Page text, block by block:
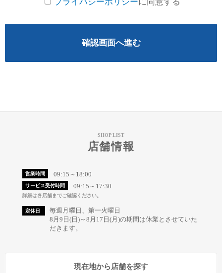
プライバシーポリシーに同意する
確認画面へ進む
SHOP LIST
店舗情報
営業時間 09:15～18:00
サービス受付時間 09:15～17:30
詳細は各店舗までご確認ください。
定休日
毎週月曜日、第一火曜日
8月9日(日)～8月17日(月)の期間は休業とさせていた
だきます。
現在地から店舗を探す